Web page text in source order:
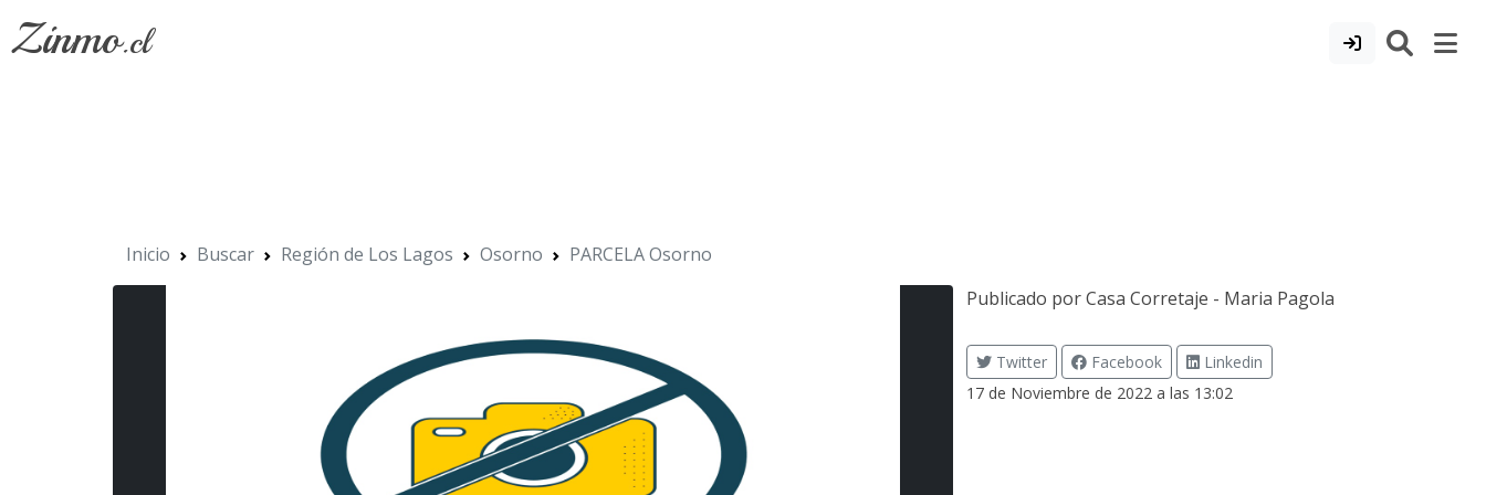
Zinmo.cl
Inicio Buscar Región de Los Lagos Osorno
PARCELA Osorno
Publicado porCasa Corretaje - Maria Pagola
Twitter Facebook
Linkedin
17 de Noviembre de 2022 a las 13:02